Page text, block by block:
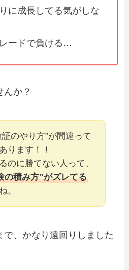
に成長してる気がしな
ードで負ける…
んか？
証のやり方”が間違って
ります！！
のに勝てない人って、
の積み方”がズレてる
。
で、かなり遠回りしました